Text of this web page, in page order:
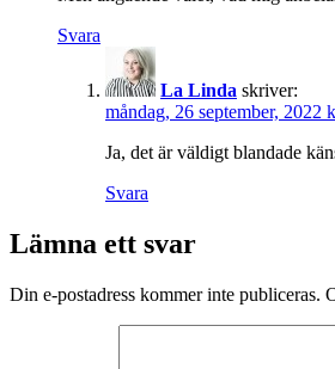
Svara
La Linda skriver:
måndag, 26 september, 2022
Ja, det är väldigt blandade
Svara
Lämna ett svar
Din e-postadress kommer inte publiceras.